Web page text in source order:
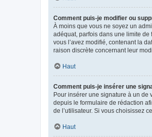
Comment puis-je modifier ou
À moins que vous ne soyez un
adéquat, parfois dans une limite
vous l’avez modifié, contenant la
raison discrète concernant leur
Haut
Comment puis-je insérer une
Pour insérer une signature à un de
depuis le formulaire de rédaction
de l’utilisateur. Si vous choisissez
Haut